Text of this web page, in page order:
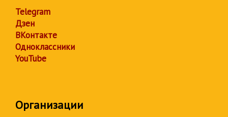
Telegram
Дзен
ВКонтакте
Одноклассники
YouTube
Организации